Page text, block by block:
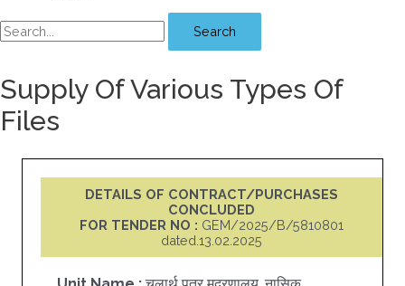
Search
Supply Of Various Types Of
Files
DETAILS OF CONTRACT/PURCHASES
CONCLUDED
FOR TENDER NO : GEM/2025/B/5810801
dated.13.02.2025